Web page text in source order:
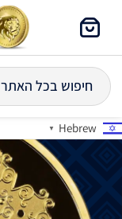
Hebrew
▼